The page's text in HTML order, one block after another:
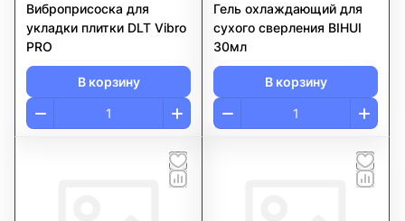
Виброприсоска для
укладки плитки DLT Vibro
PRO
В корзину
Гель охлаждающий для
сухого сверления BIHUI
30мл
В корзину